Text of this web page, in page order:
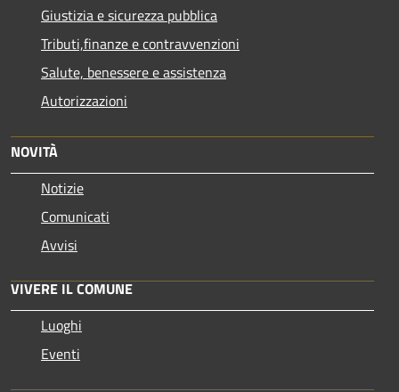
Giustizia e sicurezza pubblica
Tributi,finanze e contravvenzioni
Salute, benessere e assistenza
Autorizzazioni
NOVITÀ
Notizie
Comunicati
Avvisi
VIVERE IL COMUNE
Luoghi
Eventi